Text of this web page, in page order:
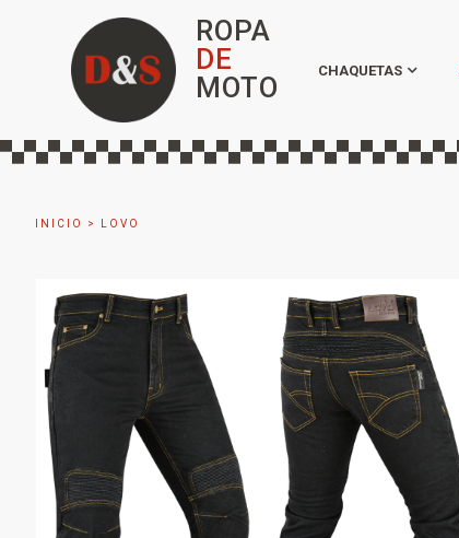
ROPA
DE
MOTO
CHAQUETAS
INICIO > LOVO